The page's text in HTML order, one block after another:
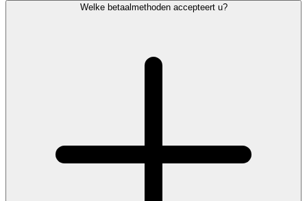
Welke betaalmethoden accepteert u?